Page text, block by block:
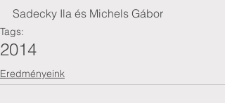
Sadecky Ila és Michels Gábor
Tags:
2014
Eredményeink